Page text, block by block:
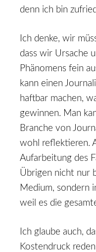
denn ich bin
Ich denke, wir
dass wir Ursache
Phänomens fein
kann einen
haftbar machen,
gewinnen. Man
Branche von
wohl reflektieren.
Aufarbeitung des
Übrigen nicht nur
Medium, sondern
weil es die
Ich glaube auch,
Kostendruck